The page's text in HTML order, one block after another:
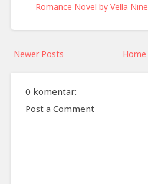
Romance Novel by Vella Nine
Newer Posts Home
0 komentar:
Post a Comment